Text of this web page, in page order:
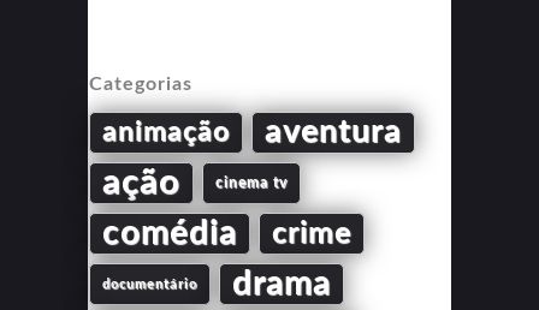
Categorias
animação aventura
ação cinema tv
comédia crime
documentário drama